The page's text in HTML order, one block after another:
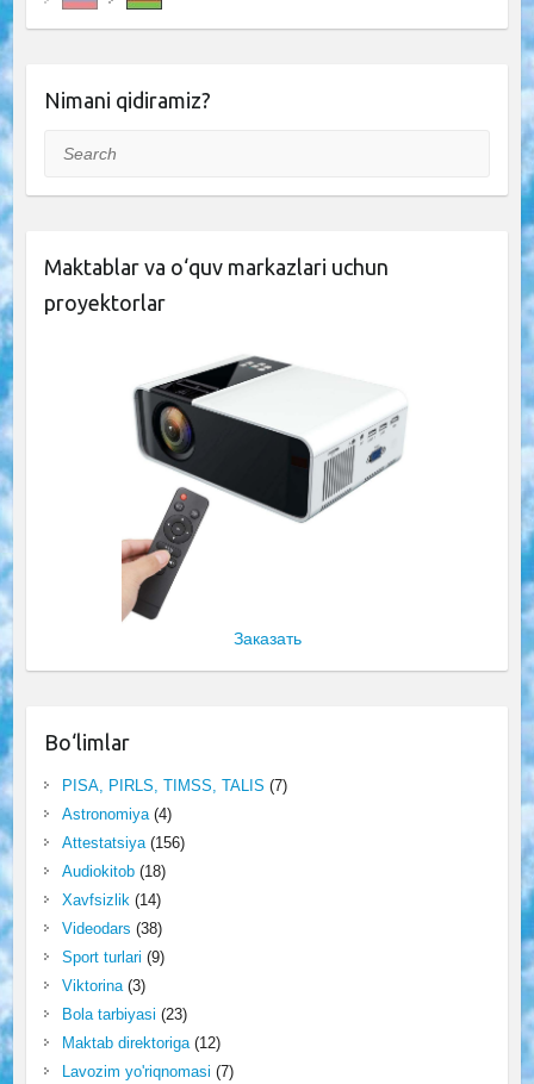
Nimani qidiramiz?
Search
Maktablar va o‘quv markazlari uchun
proyektorlar
Заказать
Bo‘limlar
PISA, PIRLS, TIMSS, TALIS (7)
Astronomiya(4)
Attestatsiya(156)
Audiokitob(18)
Xavfsizlik (14)
Videodars (38)
Sport turlari (9)
Viktorina(3)
Bola tarbiyasi (23)
Maktab direktoriga(12)
Lavozim yo'riqnomasi (7)